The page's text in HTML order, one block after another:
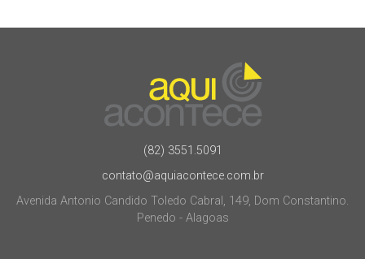
(82) 3551.5091
contato@aquiacontece.com.br
Avenida Antonio Candido Toledo Cabral, 149, Dom Constantino.
Penedo - Alagoas